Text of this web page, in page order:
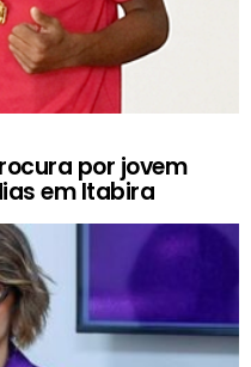
por jovem
em Itabira